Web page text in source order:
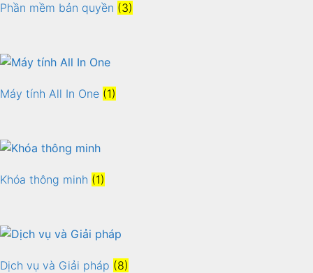
Phần mềm bản quyền (3)
Máy tính All In One (1)
Khóa thông minh (1)
Dịch vụ và Giải pháp (8)